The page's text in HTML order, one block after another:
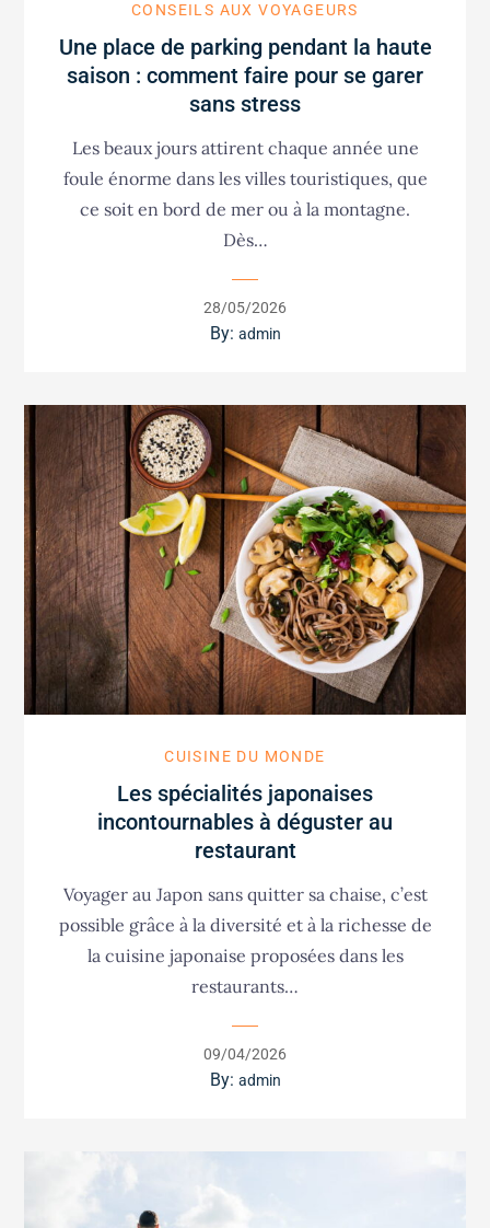
CONSEILS AUX VOYAGEURS
Une place de parking pendant la haute
saison : comment faire pour se garer
sans stress
Les beaux jours attirent chaque année une
foule énorme dans les villes touristiques, que
ce soit en bord de mer ou à la montagne.
Dès…
Posted
on
28/05/2026
By: admin
CUISINE DU MONDE
Les spécialités japonaises
incontournables à déguster au
restaurant
Voyager au Japon sans quitter sa chaise, c’est
possible grâce à la diversité et à la richesse de
la cuisine japonaise proposées dans les
restaurants…
Posted
on
09/04/2026
By: admin